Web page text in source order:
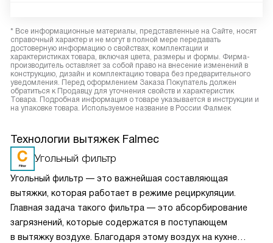
* Все информационные материалы, представленные на Сайте, носят
справочный характер и не могут в полной мере передавать
достоверную информацию о свойствах, комплектации и
характеристиках товара, включая цвета, размеры и формы. Фирма-
производитель оставляет за собой право на внесение изменений в
конструкцию, дизайн и комплектацию товара без предварительного
уведомления. Перед оформлением Заказа Покупатель должен
обратиться к Продавцу для уточнения свойств и характеристик
Товара. Подробная информация о товаре указывается в инструкции и
на упаковке товара. Используемое название в России Фалмек
Технологии вытяжек Falmec
Угольный фильтр
Угольный фильтр — это важнейшая составляющая
вытяжки, которая работает в режиме рециркуляции.
Главная задача такого фильтра — это абсорбирование
загрязнений, которые содержатся в поступающем
в вытяжку воздухе. Благодаря этому воздух на кухне